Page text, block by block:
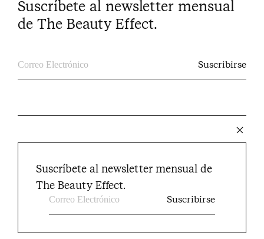
Suscríbete al newsletter mensual de
The Beauty Effect.
Suscríbete al newsletter mensual
de The Beauty Effect.
InstagramFacebookYoutube PinterestTwitter